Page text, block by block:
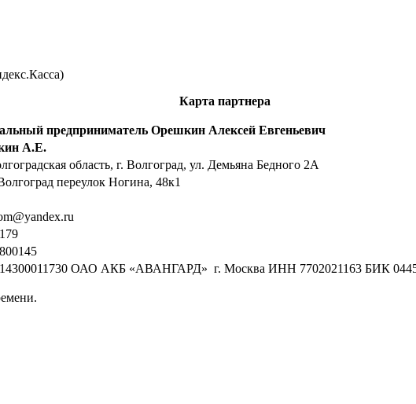
Карта партнера
предприниматель Орешкин Алексей Евгеньевич
А.Е.
область, г. Волгоград, ул. Демьяна Бедного 2А
переулок Ногина, 48к1
ОАО АКБ «АВАНГАРД» г. Москва ИНН 7702021163 БИК